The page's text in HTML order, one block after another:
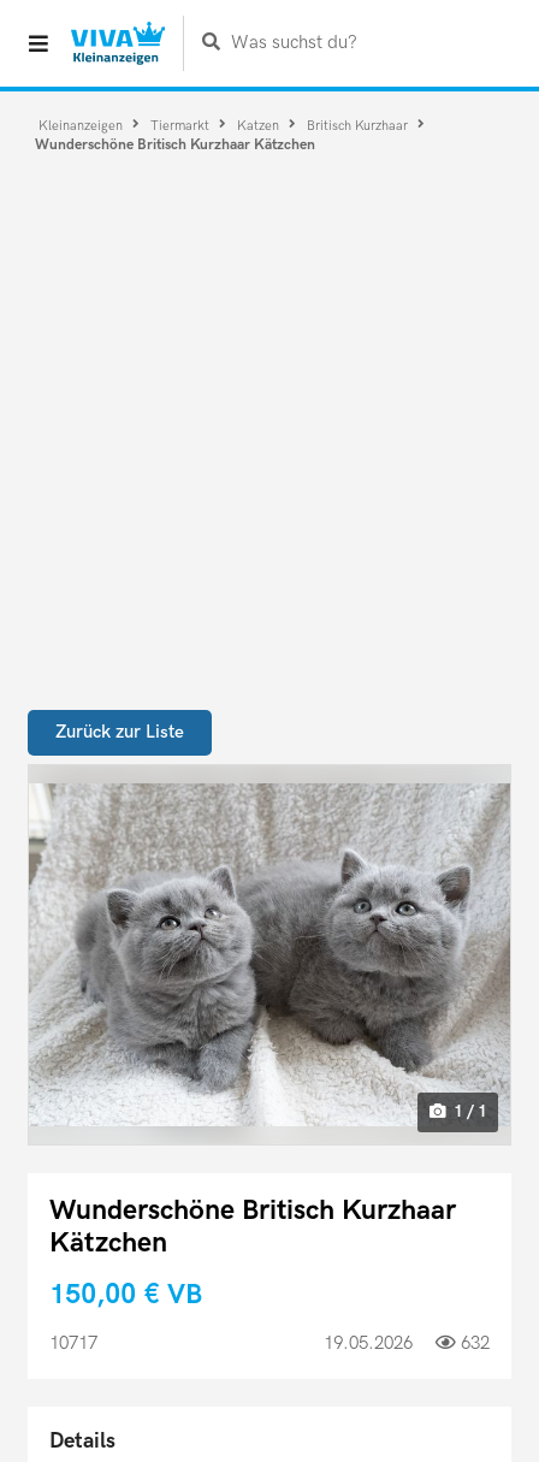
Was suchst du?
Kleinanzeigen Tiermarkt Katzen Britisch Kurzhaar
Wunderschöne Britisch Kurzhaar Kätzchen
Zurück zur Liste
1 / 1
Wunderschöne Britisch Kurzhaar
Kätzchen
150,00 € VB
10717 19.05.2026 632
Details